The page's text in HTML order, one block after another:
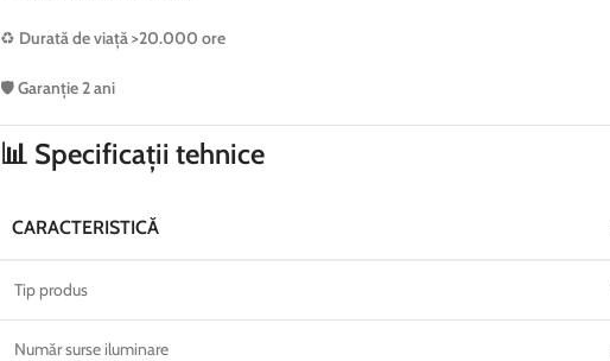
♻️ Durată de viață >20.000 ore
🛡️Garanție 2 ani
📊 Specificații tehnice
CARACTERISTICĂ
Tip produs
Număr surse iluminare